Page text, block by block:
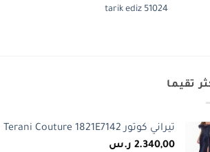
tarik ediz 51024
تقيما
تيراني كوتور Terani Couture 1821E7142
2.340,00 ر.س